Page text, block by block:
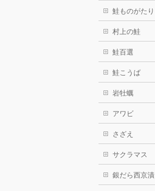
鮭ものがたり
村上の鮭
鮭百選
鮭こうば
岩牡蠣
アワビ
さざえ
サクラマス
銀だら西京漬